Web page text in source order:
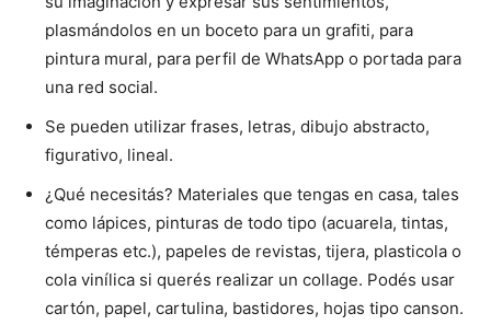
plasmándolos en un boceto para un grafiti, para
pintura mural, para perfil de WhatsApp o portada para
una red social.
Se pueden utilizar frases, letras, dibujo abstracto,
figurativo, lineal.
¿Qué necesitás? Materiales que tengas en casa, tales
como lápices, pinturas de todo tipo (acuarela, tintas,
témperas etc.), papeles de revistas, tijera, plasticola o
cola vinílica si querés realizar un collage. Podés usar
cartón, papel, cartulina, bastidores, hojas tipo canson.